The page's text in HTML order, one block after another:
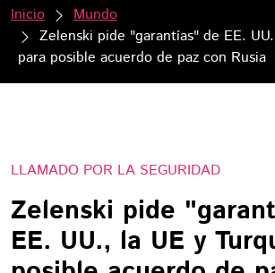
Inicio
Mundo
Zelenski pide "garantías" de EE.
para posible acuerdo de paz con Rusia
LLAMADO POR LA SEGURIDAD
Zelenski pide
EE. UU., la UE y